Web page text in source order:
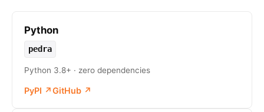
Python
pedra
Python 3.8+ · zero dependencies
PyPI ↗GitHub ↗